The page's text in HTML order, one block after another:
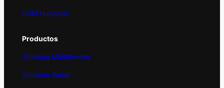
CRM Hubspot
Productos
Sitelicon Middleware
Sitelicon Wallet